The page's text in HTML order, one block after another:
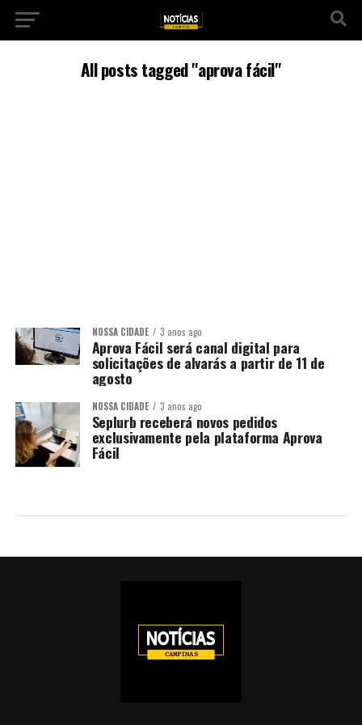
All posts tagged "aprova fácil"
NOSSA CIDADE 3 anos ago
Aprova Fácil será canal digital para
solicitações de alvarás a partir de 11 de
agosto
NOSSA CIDADE 3 anos ago
Seplurb receberá novos pedidos
exclusivamente pela plataforma Aprova
Fácil